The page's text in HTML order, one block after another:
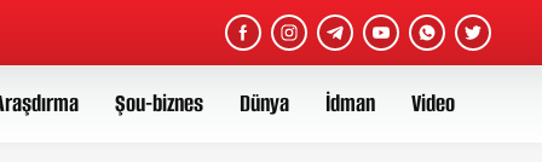
Şou-biznes Dünya İdman Video